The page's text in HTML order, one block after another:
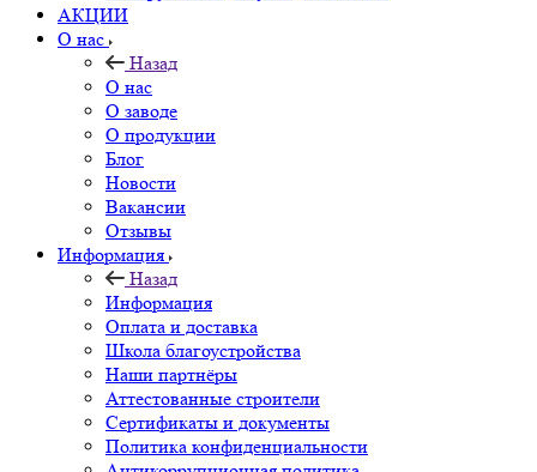
АКЦИИ
О нас
Назад
О нас
О заводе
О продукции
Блог
Новости
Вакансии
Отзывы
Информация
Назад
Информация
Оплата и доставка
Школа благоустройства
Наши партнёры
Аттестованные строители
Сертификаты и документы
Политика конфиденциальности